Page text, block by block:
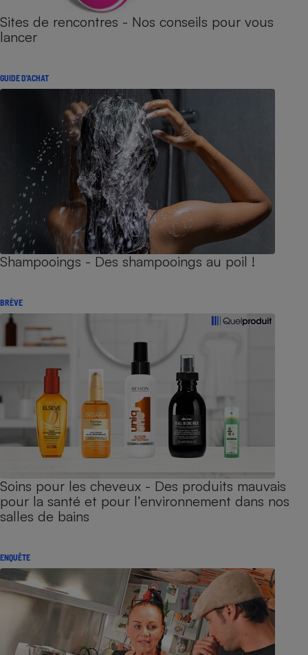
Sites de rencontres - Nos conseils pour vous
lancer
GUIDE D'ACHAT
Shampooings - Des shampooings au poil !
BRÈVE
Soins pour les cheveux - Des produits mauvais
pour la santé et pour l’environnement dans nos
salles de bains
ENQUÊTE